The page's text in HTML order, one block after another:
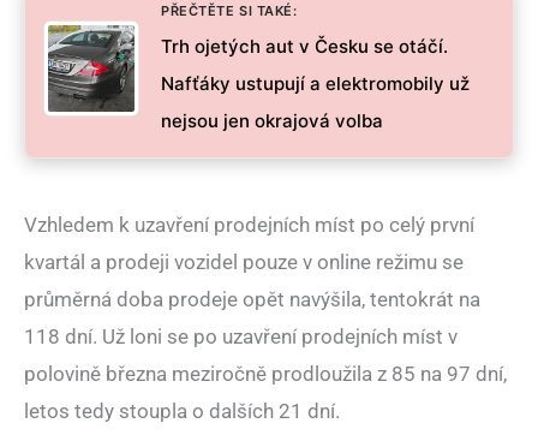
PŘEČTĚTE SI TAKÉ:
Trh ojetých aut v Česku se otáčí.
Nafťáky ustupují a elektromobily už
nejsou jen okrajová volba
Vzhledem k uzavření prodejních míst po celý první
kvartál a prodeji vozidel pouze v online režimu se
průměrná doba prodeje opět navýšila, tentokrát na
118 dní. Už loni se po uzavření prodejních míst v
polovině března meziročně prodloužila z 85 na 97 dní,
letos tedy stoupla o dalších 21 dní.